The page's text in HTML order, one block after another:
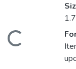
Loading...